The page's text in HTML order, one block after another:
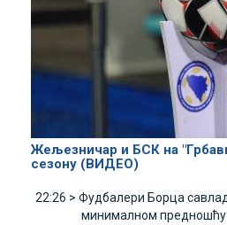
Жељезничар и БСК на
сезону (ВИДЕО)
22:26 > Фудбалери Борца
минималном предношћу